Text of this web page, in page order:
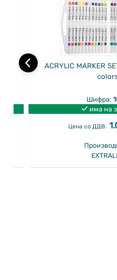
ACRYLIC MARKER
Шифра:
има на
Цена со ДДВ: